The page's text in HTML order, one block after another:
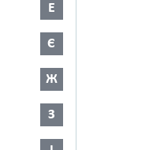
Е
Є
Ж
З